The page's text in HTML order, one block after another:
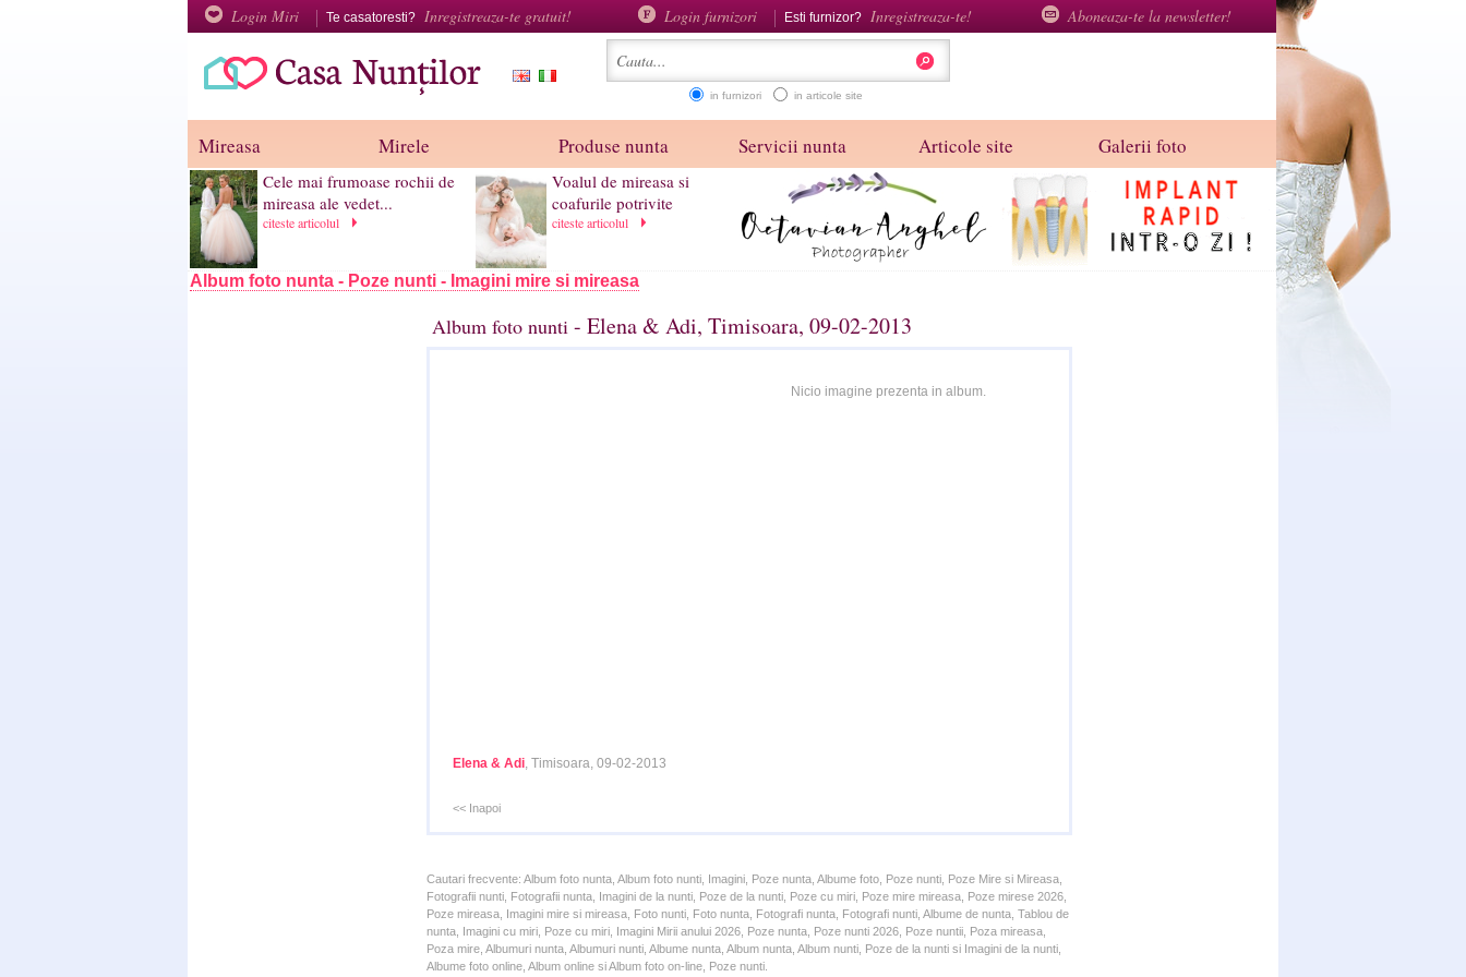
Login Miri Te casatoresti? Inregistreaza-te gratuit! Login furnizori Esti furnizor? Inregistreaza-te! Aboneaza-te la newsletter!
in furnizori in articole site
Mireasa Mirele Produse nunta Servicii nunta Articole site Galerii foto
Cele mai frumoase rochii de
mireasa ale vedet...
citeste articolul
Voalul de mireasa si
coafurile potrivite
citeste articolul
Album foto nunta - Poze nunti - Imagini mire si mireasa
Album foto nunti - Elena & Adi, Timisoara, 09-02-2013
Nicio imagine prezenta in album.
Elena & Adi, Timisoara, 09-02-2013
<< Inapoi
Cautari frecvente: Album foto nunta, Album foto nunti, Imagini, Poze nunta, Albume foto, Poze nunti, Poze Mire si Mireasa,
Fotografii nunti, Fotografii nunta, Imagini de la nunti, Poze de la nunti, Poze cu miri, Poze mire mireasa, Poze mirese 2026,
Poze mireasa, Imagini mire si mireasa, Foto nunti, Foto nunta, Fotografi nunta, Fotografi nunti, Albume de nunta, Tablou de
nunta, Imagini cu miri, Poze cu miri, Imagini Mirii anului 2026, Poze nunta, Poze nunti 2026, Poze nuntii, Poza mireasa,
Poza mire, Albumuri nunta, Albumuri nunti, Albume nunta, Album nunta, Album nunti, Poze de la nunti si Imagini de la nunti,
Albume foto online, Album online si Album foto on-line, Poze nunti.